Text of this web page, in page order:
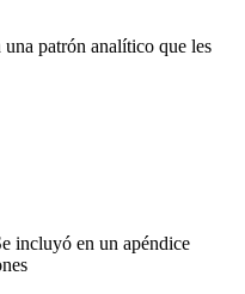
patrón analítico que les
incluyó en un apéndice